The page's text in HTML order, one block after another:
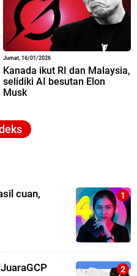
Jumat, 16/01/2026
Kanada ikut RI dan Malaysia,
selidiki AI besutan Elon
Musk
cuan,